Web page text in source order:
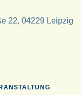
22, 04229 Leipzig